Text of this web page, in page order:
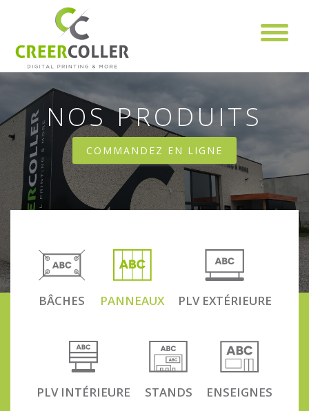
Aller au contenu principal
NOS PRODUITS
COMMANDEZ EN LIGNE
BÂCHES PANNEAUX PLV EXTÉRIEURE
PLV INTÉRIEURE STANDS ENSEIGNES